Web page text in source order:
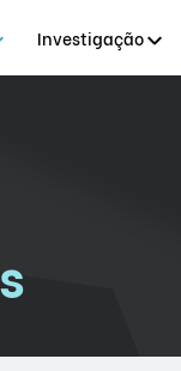
Investigação